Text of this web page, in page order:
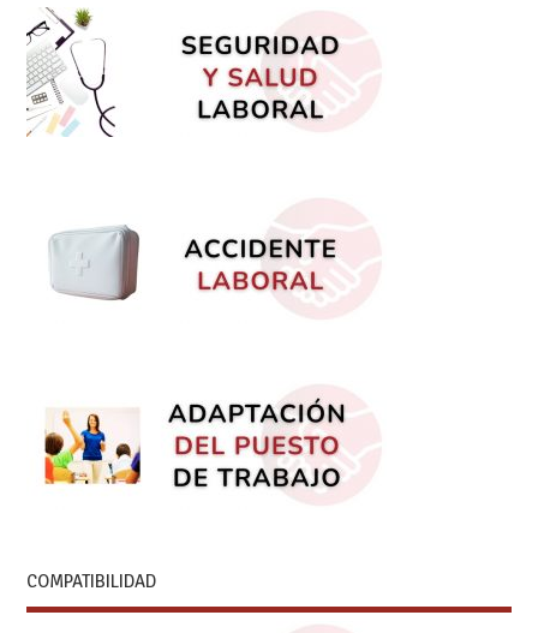
COMPATIBILIDAD